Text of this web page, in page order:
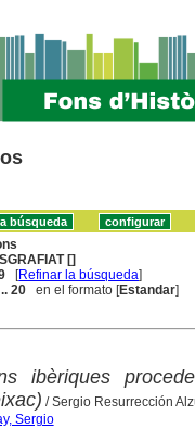
[]
[Refinar la búsqueda]
20 en el formato [Estandar]
ibèriques
/ Sergio Resurrección
Sergio